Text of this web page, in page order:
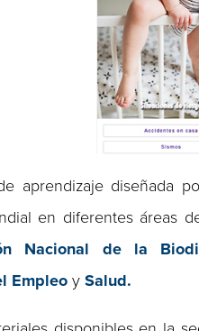
aprendizaje diseñada
en diferentes áreas
Nacional de la
Empleo ySalud.